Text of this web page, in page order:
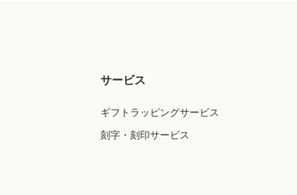
サービス
ギフトラッピングサービス
刻字・刻印サービス